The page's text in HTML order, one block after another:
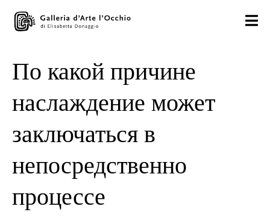
По какой причине
наслаждение может
заключаться в
непосредственно
процессе